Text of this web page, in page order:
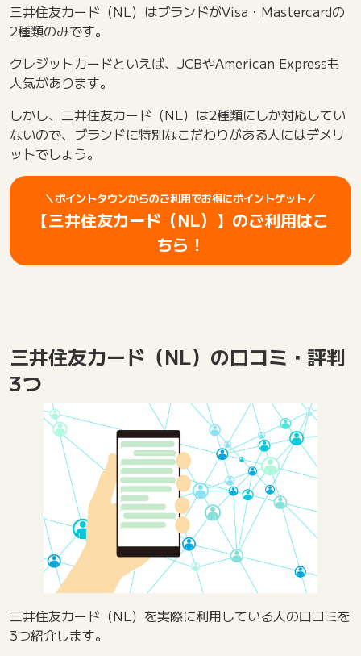
三井住友カード（NL）はブランドがVisa・Mastercardの
2種類のみです。
クレジットカードといえば、JCBやAmerican Expressも
人気があります。
しかし、三井住友カード（NL）は2種類にしか対応してい
ないので、ブランドに特別なこだわりがある人にはデメリ
ットでしょう。
＼ポイントタウンからのご利用でお得にポイントゲット／
【三井住友カード（NL）】のご利用はこ
ちら！
三井住友カード（NL）の口コミ・評判
3つ
三井住友カード（NL）を実際に利用している人の口コミを
3つ紹介します。